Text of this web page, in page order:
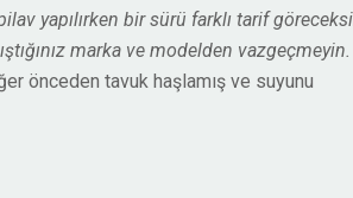
yapılırken bir sürü farklı tarif
marka ve modelden vazgeçmeyin.
önceden tavuk haşlamış ve suyunu